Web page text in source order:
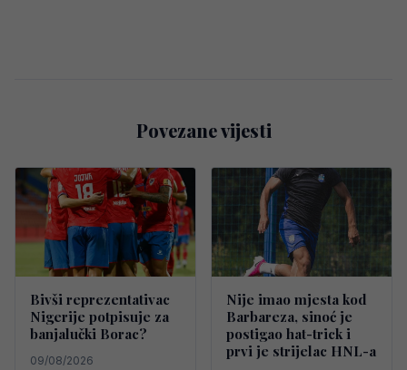
Povezane vijesti
Bivši reprezentativac
Nigerije potpisuje za
banjalučki Borac?
09/08/2026
Nije imao mjesta kod
Barbareza, sinoć je
postigao hat-trick i
prvi je strijelac HNL-a